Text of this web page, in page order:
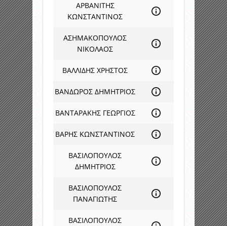
ΑΡΒΑΝΙΤΗΣ
ΚΩΝΣΤΑΝΤΙΝΟΣ
ΑΣΗΜΑΚΟΠΟΥΛΟΣ
ΝΙΚΟΛΑΟΣ
ΒΑΛΛΙΔΗΣ ΧΡΗΣΤΟΣ
ΒΑΝΔΩΡΟΣ ΔΗΜΗΤΡΙΟΣ
ΒΑΝΤΑΡΑΚΗΣ ΓΕΩΡΓΙΟΣ
ΒΑΡΗΣ ΚΩΝΣΤΑΝΤΙΝΟΣ
ΒΑΣΙΛΟΠΟΥΛΟΣ
ΔΗΜΗΤΡΙΟΣ
ΒΑΣΙΛΟΠΟΥΛΟΣ
ΠΑΝΑΓΙΩΤΗΣ
ΒΑΣΙΛΟΠΟΥΛΟΣ